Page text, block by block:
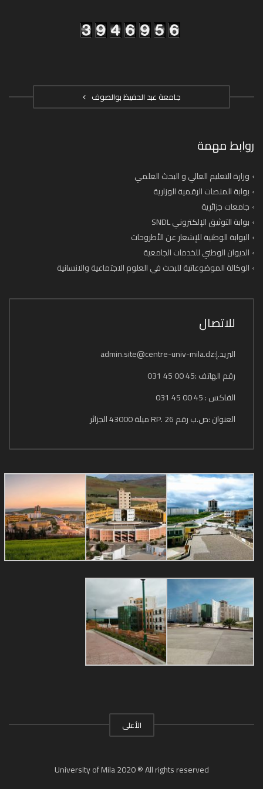
جامعة عبد الحفيظ بوالصوف
روابط مهمة
وزارة التعليم العالي و البحث العلمي
بوابة المنصات الرقمية الوزارية
جامعات جزائرية
بوابة التوثيق الإلكتروني SNDL
البوابة الوطنية للإشعار عن الأطروحات
الديوان الوطني للخدمات الجامعية
الوكالة الموضوعاتية للبحث في العلوم الاجتماعية والانسانية
للاتصال
البريد.إ:admin.site@centre-univ-mila.dz
رقم الهاتف :45 00 45 031
الفاكس : 45 00 45 031
العنوان :ص.ب رقم 26 .RP ميلة 43000 الجزائر
الأعلى
University of Mila 2020 ® All rights reserved